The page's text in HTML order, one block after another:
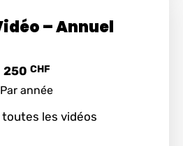
– Annuel
250 CHF
Par année
toutes les vidéos